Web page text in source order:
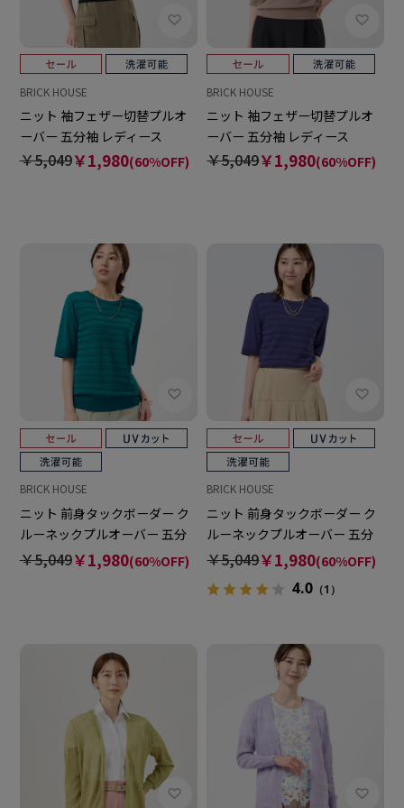
BRICK HOUSE
ニット 袖フェザー切替プルオ
ーバー 五分袖 レディース
￥5,049￥1,980(60%OFF)
BRICK HOUSE
ニット 袖フェザー切替プルオ
ーバー 五分袖 レディース
￥5,049￥1,980(60%OFF)
BRICK HOUSE
ニット 前身タックボーダー ク
ルーネックプルオーバー 五分
袖 レディース
￥5,049￥1,980(60%OFF)
BRICK HOUSE
ニット 前身タックボーダー ク
ルーネックプルオーバー 五分
袖 レディース
￥5,049￥1,980(60%OFF)
4.0 （1）